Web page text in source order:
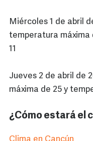
Miércoles 1 de abril
temperatura máxima
11
Jueves 2 de abril de
máxima de 25 y
¿Cómo estará el